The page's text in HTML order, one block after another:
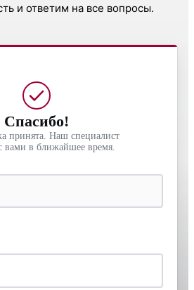
и ответим на все вопросы.
Спасибо!
принята. Наш специалист
вами в ближайшее время.